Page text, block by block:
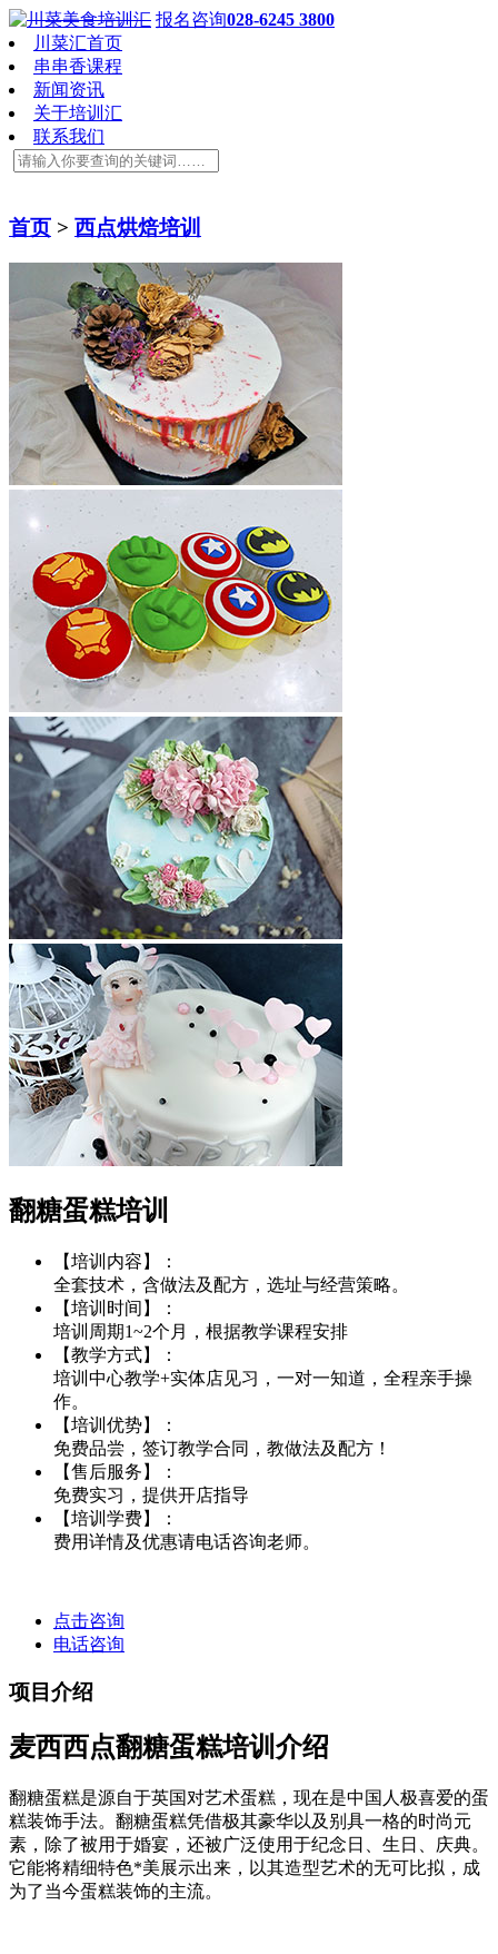
报名咨询028-6245 3800
川菜汇首页
串串香课程
新闻资讯
关于培训汇
联系我们
首页 > 西点烘焙培训
翻糖蛋糕培训
【培训内容】：
全套技术，含做法及配方，选址与经营策略。
【培训时间】：
培训周期1~2个月，根据教学课程安排
【教学方式】：
培训中心教学+实体店见习，一对一知道，全程亲手操
作。
【培训优势】：
免费品尝，签订教学合同，教做法及配方！
【售后服务】：
免费实习，提供开店指导
【培训学费】：
费用详情及优惠请电话咨询老师。
点击咨询
电话咨询
项目介绍
麦西西点翻糖蛋糕培训介绍
翻糖蛋糕是源自于英国对艺术蛋糕，现在是中国人极喜爱的蛋
糕装饰手法。翻糖蛋糕凭借极其豪华以及别具一格的时尚元
素，除了被用于婚宴，还被广泛使用于纪念日、生日、庆典。
它能将精细特色*美展示出来，以其造型艺术的无可比拟，成
为了当今蛋糕装饰的主流。